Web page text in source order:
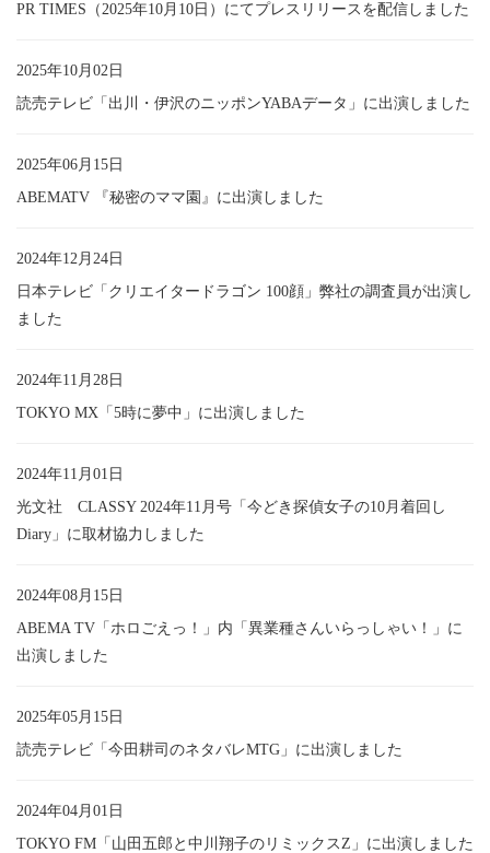
PR TIMES（2025年10月10日）にてプレスリリースを配信しました
2025年10月02日
読売テレビ「出川・伊沢のニッポンYABAデータ」に出演しました
2025年06月15日
ABEMATV 『秘密のママ園』に出演しました
2024年12月24日
日本テレビ「クリエイタードラゴン 100顔」弊社の調査員が出演し
ました
2024年11月28日
TOKYO MX「5時に夢中」に出演しました
2024年11月01日
光文社 CLASSY 2024年11月号「今どき探偵女子の10月着回し
Diary」に取材協力しました
2024年08月15日
ABEMA TV「ホロごえっ！」内「異業種さんいらっしゃい！」に
出演しました
2025年05月15日
読売テレビ「今田耕司のネタバレMTG」に出演しました
2024年04月01日
TOKYO FM「山田五郎と中川翔子のリミックスZ」に出演しました